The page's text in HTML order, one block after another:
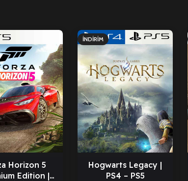
Horizon 5
Edition |
İNDIRIM
Hogwarts Legacy |
PS4 – PS5